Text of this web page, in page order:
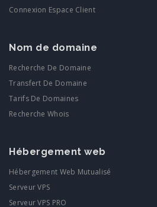
Connexion Espace Client
Nom de domaine
Recherche De Domaine
Transfert De Domaine
Tarifs De Domaines
Recherche Whois
Hébergement web
Hébergement Web Mutualisé
Serveur VPS
Serveur VPS PRO